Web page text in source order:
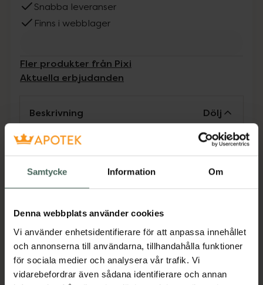
Samtycke Information Om
Denna webbplats använder cookies
Vi använder enhetsidentifierare för att anpassa innehållet
och annonserna till användarna, tillhandahålla funktioner
för sociala medier och analysera vår trafik. Vi
vidarebefordrar även sådana identifierare och annan
Snabba leveranser
Finns i webblager
Fler produkter från Pixi
Aktuella erbjudanden
Beskrivning Dölj
Retinol Eye Cream ökar fastheten, lugnar och
synligheten av fina linjer. Vegansk.
EAN:00885190830190
Kategorier:
Ansiktsserum Ansiktsvård
Hudvård
Retinol-serum
Ögonkräm